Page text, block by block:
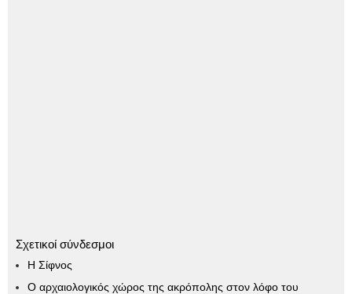
Σχετικοί σύνδεσμοι
Η Σίφνος
Ο αρχαιολογικός χώρος της ακρόπολης στον λόφο του